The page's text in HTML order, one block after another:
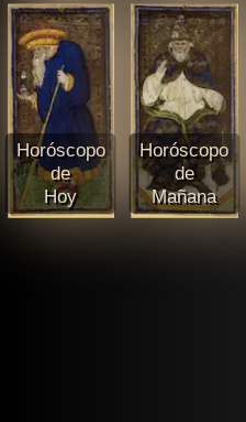
Horóscopo
de
Hoy
Horóscopo
de
Mañana